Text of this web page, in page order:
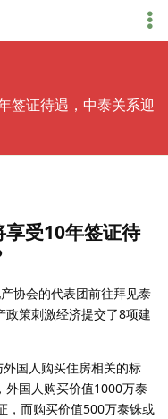
签证待遇，中泰关系迎
受10年签证待
协会的代表团前往拜见泰
政策刺激经济提交了8项建
国人购买住房相关的标
外国人购买价值1000万泰
，而购买价值500万泰铢或